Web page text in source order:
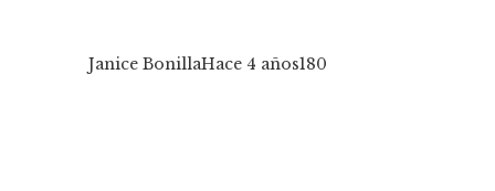
Janice BonillaHace 4 años180